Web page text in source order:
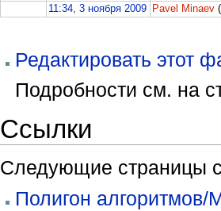
11:34, 3 ноября 2009
Pavel Minaev (
Редактировать этот
Подробности см. на
Ссылки
Следующие страницы
Полигон алгоритмов/